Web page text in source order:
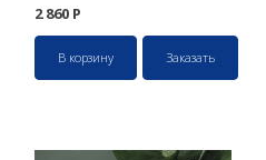
2 860 Р
В корзину Заказать